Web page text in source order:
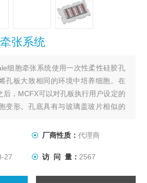
张系统
细胞牵张系统使用一次性柔性硅胶孔
孔板大致相同的环境中培养细胞。在
后，MCFX可以对孔板执行用户设定的
变形。孔底具有与玻璃盖玻片相似的
实验室培养箱中进行长期细胞培养。
厂商性质： 代理商
27 访 问 量： 2567